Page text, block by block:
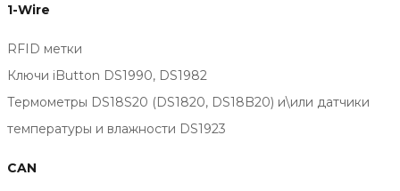
1-Wire
RFID метки
Ключи iButton DS1990, DS1982
Термометры DS18S20 (DS1820, DS18B20) и\или датчики
температуры и влажности DS1923
CAN